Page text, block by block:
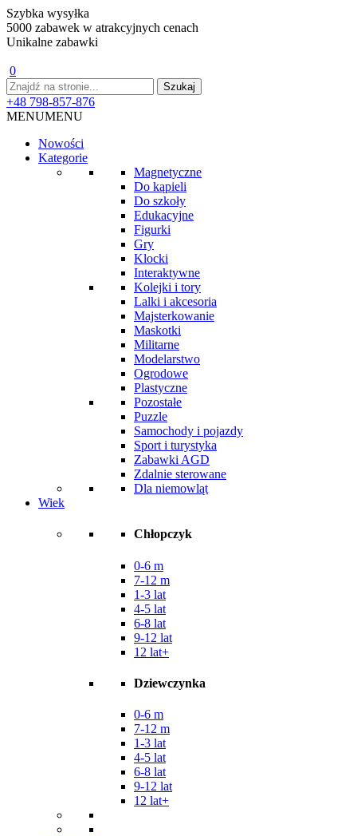
Szybka wysyłka
5000 zabawek w atrakcyjnych cenach
Unikalne zabawki
0
+48 798-857-876
MENUMENU
Nowości
Kategorie
Magnetyczne
Do kąpieli
Do szkoły
Edukacyjne
Figurki
Gry
Klocki
Interaktywne
Kolejki i tory
Lalki i akcesoria
Majsterkowanie
Maskotki
Militarne
Modelarstwo
Ogrodowe
Plastyczne
Pozostałe
Puzzle
Samochody i pojazdy
Sport i turystyka
Zabawki AGD
Zdalnie sterowane
Dla niemowląt
Wiek
Chłopczyk
0-6 m
7-12 m
1-3 lat
4-5 lat
6-8 lat
9-12 lat
12 lat+
Dziewczynka
0-6 m
7-12 m
1-3 lat
4-5 lat
6-8 lat
9-12 lat
12 lat+